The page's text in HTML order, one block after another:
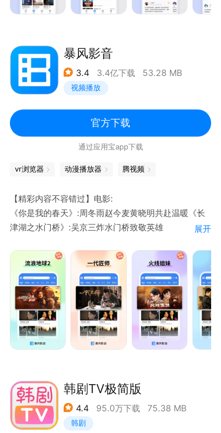
地。
到同好等多样痛点。
在这里，爱追剧，爱看综艺，身为影迷都能够找到同
类，
如果你是个爱分享爱表达的E人，我们将是一个非常适
如果你不混饭圈、单纯热爱作品演员明星，我们精心准
备了内容，想成为你作为i人的藏身处。
无论你是古偶爱好者、大爱都市言情、悬疑发烧友、灵
异恐怖迷、美剧控、韩剧迷、日剧Fan…都能在这找到
问题反馈请关注影视大全公众号：yingshidaquan003
暴风影音
3.4 3.4亿下载 53.28 MB
视频播放
官方下载
通过应用宝app下载
vr浏览器 动漫播放器 腾视频
【精彩内容不容错过】电影:
《你是我的春天》:周冬雨赵今麦黄晓明共赴温暖《长
津湖之水门桥》:吴京三炸水门桥致敬英雄
情!《天外飞仙》:胡歌林依晨唯美天仙恋
少儿动漫:《小鸡彩虹 第七季》:宝宝的社交启蒙动画
《宠物店的小秘密》:爆笑萌宠齐聚一堂!
【海量资源等你发掘】
电影:《月球陨落》《边缘行者》《人之怒》《007：
无暇赴死》《绣春刀II：修罗战场》《反贪风暴3》
《诛仙Ⅰ》《动物世界》《终结者:黑暗命运》《嫌疑人
电视剧:《滹沱儿女》《逆流而上的你》《六指琴魔》
《谈判官》《猎场》《桃花依旧笑春风》《产科医生》
《潜伏在黎明之前》《乱世丽人行》《霞光》《浪漫满
厨》
展开
韩剧TV极简版
4.4 95.0万下载 75.38 MB
韩剧